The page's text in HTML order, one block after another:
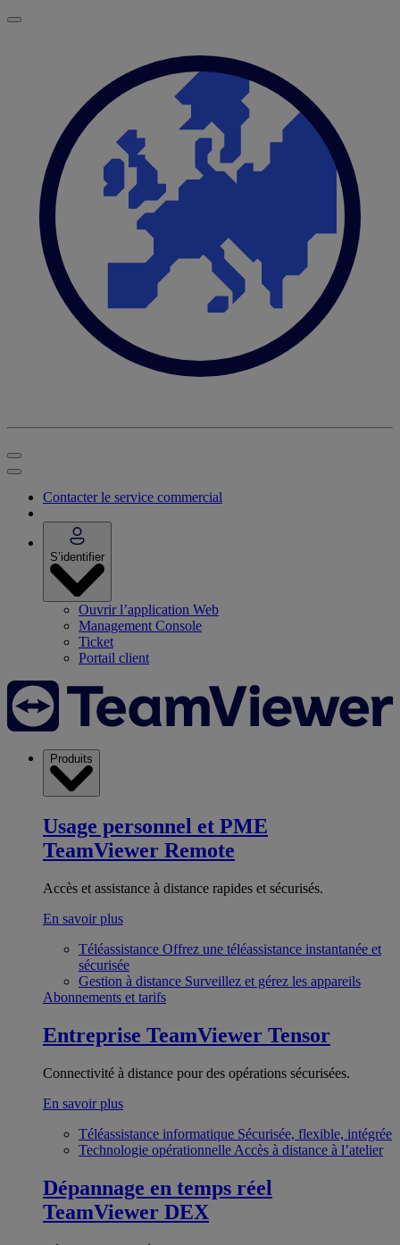
Contacter le service commercial
S’identifier
Ouvrir l’application Web
Management Console
Ticket
Portail client
Produits
Usage personnel et PME
TeamViewer Remote
Accès et assistance à distance rapides et sécurisés.
En savoir plus
Téléassistance Offrez une téléassistance instantanée et
sécurisée
Gestion à distance Surveillez et gérez les appareils
Abonnements et tarifs
Entreprise TeamViewer Tensor
Connectivité à distance pour des opérations sécurisées.
En savoir plus
Téléassistance informatique Sécurisée, flexible, intégrée
Technologie opérationnelle Accès à distance à l’atelier
Dépannage en temps réel
TeamViewer DEX